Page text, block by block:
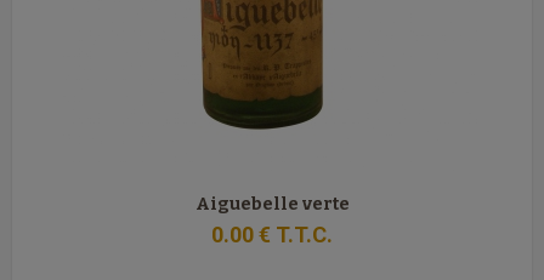
Aiguebelle verte
0.00€ T.T.C.